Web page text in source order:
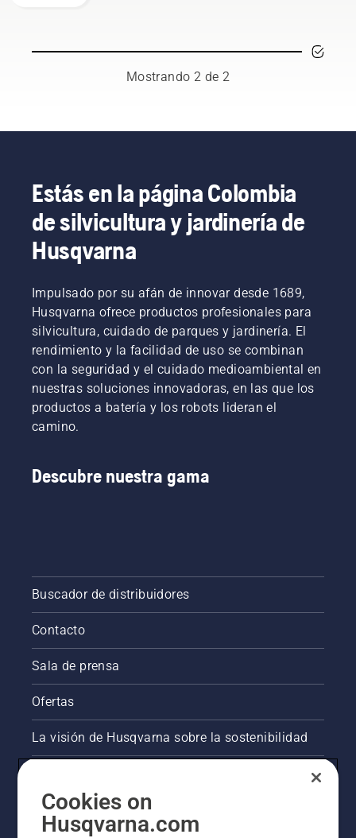
está
a la
máxima
aceleración,
al
tiempo
que
par para
permitir
al
usuario
preservar
la
duración
de la
batería
poco
densa.
en la
recortadora
a batería
para
desactivar
Mostrando 2 de 2
Estás en la página Colombia
de silvicultura y jardinería de
Husqvarna
Impulsado por su afán de innovar desde 1689,
Husqvarna ofrece productos profesionales para
silvicultura, cuidado de parques y jardinería. El
rendimiento y la facilidad de uso se combinan
con la seguridad y el cuidado medioambiental en
nuestras soluciones innovadoras, en las que los
productos a batería y los robots lideran el
camino.
Descubre nuestra gama
Buscador de distribuidores
Contacto
Sala de prensa
Ofertas
La visión de Husqvarna sobre la sostenibilidad
Otros sitios de Husqvarna
Cookies on
Husqvarna.com